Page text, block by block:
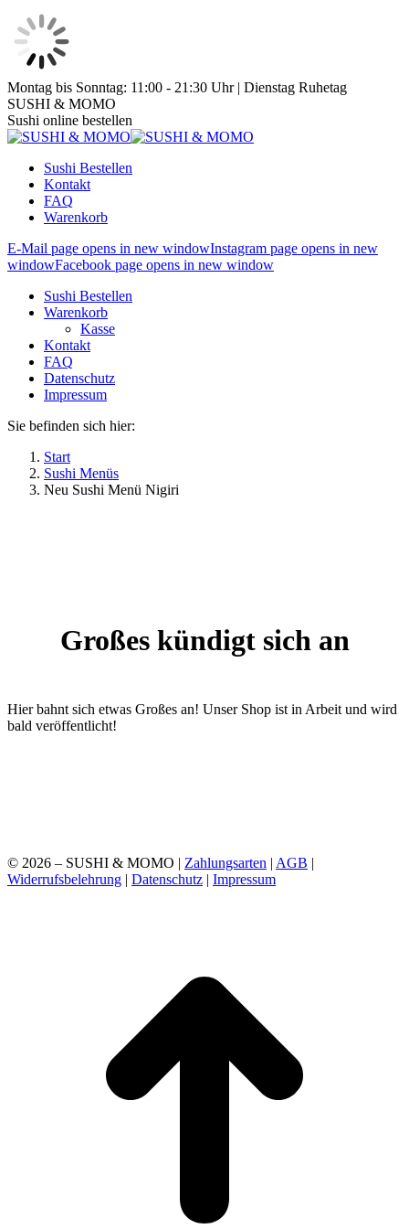
Zum
Inhalt
springen
Montag bis Sonntag: 11:00 - 21:30 Uhr | Dienstag Ruhetag
SUSHI & MOMO
Sushi online bestellen
Sushi Bestellen
Kontakt
FAQ
Warenkorb
E-Mail page opens in new windowInstagram page opens in new
windowFacebook page opens in new window
Sushi Bestellen
Warenkorb
Kasse
Kontakt
FAQ
Datenschutz
Impressum
Sie befinden sich hier:
Start
Sushi Menüs
Neu Sushi Menü Nigiri
Großes kündigt sich an
Hier bahnt sich etwas Großes an! Unser Shop ist in Arbeit und wird
bald veröffentlicht!
© 2026 – SUSHI & MOMO | Zahlungsarten | AGB |
Widerrufsbelehrung | Datenschutz | Impressum